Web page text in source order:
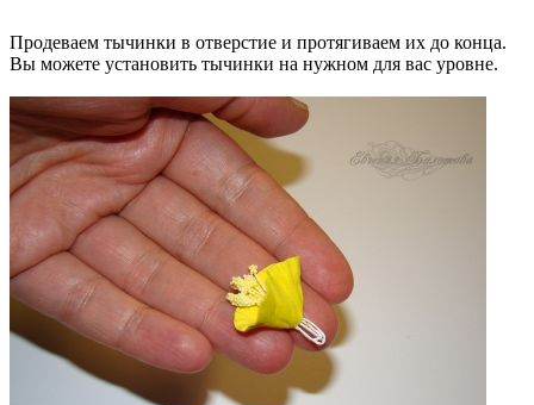
Продеваем тычинки в отверстие и протягиваем их до конца.
Вы можете установить тычинки на нужном для вас уровне.